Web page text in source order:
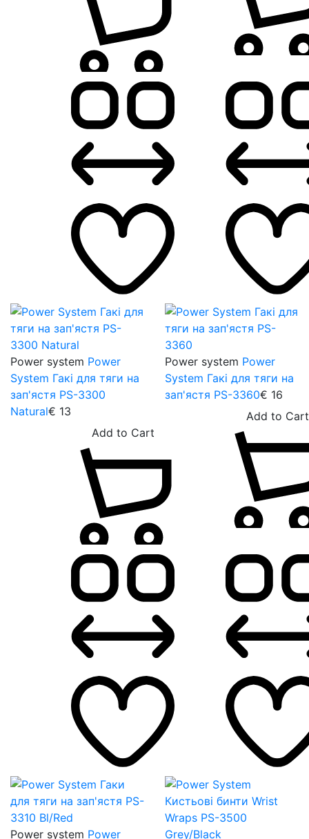
Power system Power
System Гакі для тяги на
зап'ястя PS-3300
Natural€ 13
Power system Power
System Гакі для тяги на
зап'ястя PS-3360€ 16
Power system Power